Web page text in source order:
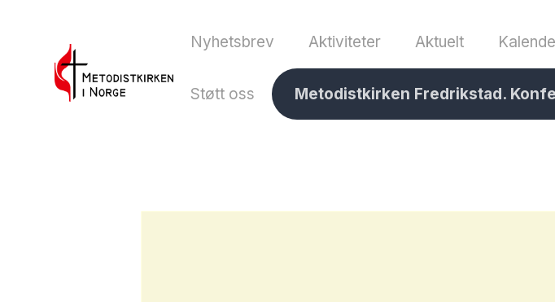
Nyhetsbrev Aktiviteter Aktuelt
Støtt oss Metodistkirken Fredrikstad.